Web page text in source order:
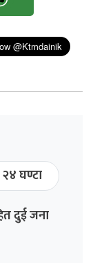
२४ घण्टा
दुई जना